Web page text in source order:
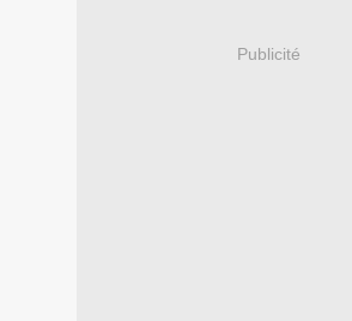
Publicité